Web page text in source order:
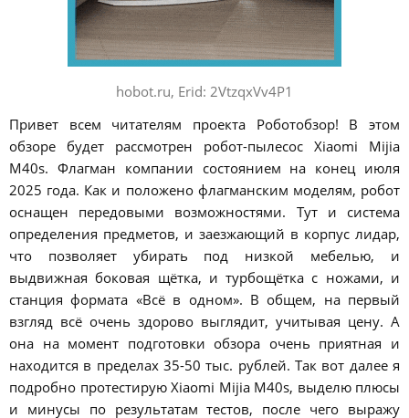
hobot.ru, Erid: 2VtzqxVv4P1
Привет всем читателям проекта Роботобзор! В этом
обзоре будет рассмотрен робот-пылесос Xiaomi Mijia
M40s. Флагман компании состоянием на конец июля
2025 года. Как и положено флагманским моделям, робот
оснащен передовыми возможностями. Тут и система
определения предметов, и заезжающий в корпус лидар,
что позволяет убирать под низкой мебелью, и
выдвижная боковая щётка, и турбощётка с ножами, и
станция формата «Всё в одном». В общем, на первый
взгляд всё очень здорово выглядит, учитывая цену. А
она на момент подготовки обзора очень приятная и
находится в пределах 35-50 тыс. рублей. Так вот далее я
подробно протестирую Xiaomi Mijia M40s, выделю плюсы
и минусы по результатам тестов, после чего выражу